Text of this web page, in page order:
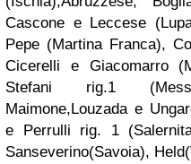
Cascone e Leccese
Pepe (Martina Franca),
Cicerelli e Giacomarro
Stefani rig.1
Maimone,Louzada e
e Perrulli rig. 1
Sanseverino(Savoia),